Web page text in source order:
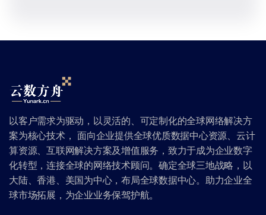
以客户需求为驱动，以灵活的、可定制化的全球网络解决方
案为核心技术， 面向企业提供全球优质数据中心资源、云计
算资源、互联网解决方案及增值服务，致力于成为企业数字
化转型，连接全球的网络技术顾问。确定全球三地战略，以
大陆、香港、美国为中心，布局全球数据中心。助力企业全
球市场拓展，为企业业务保驾护航。